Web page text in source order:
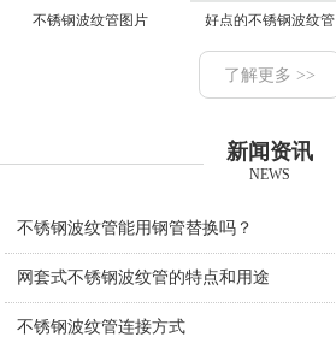
不锈钢波纹管图片 好点的不锈钢波纹管
了解更多 >>
新闻资讯
NEWS
不锈钢波纹管能用钢管替换吗？
网套式不锈钢波纹管的特点和用途
不锈钢波纹管连接方式